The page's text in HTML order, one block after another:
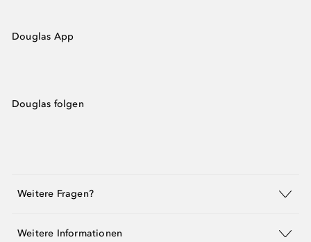
Douglas App
Douglas folgen
Weitere Fragen?
Weitere Informationen